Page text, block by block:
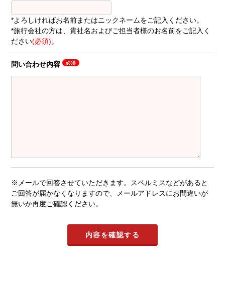
*よろしければお名前またはニックネームをご記入ください。
*旅行会社の方は、貴社名およびご担当者様のお名前をご記入く
ださい(必須)。
問い合わせ内容
※メールで回答させていただきます。スペルミスなどがあると
ご回答が届かなくなりますので、メールアドレスにお間違いが
無いか再度ご確認ください。